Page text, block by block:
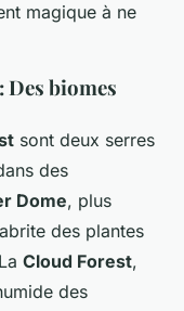
magique à ne
biomes
sont deux serres
des
Dome, plus
des plantes
Cloud Forest,
des